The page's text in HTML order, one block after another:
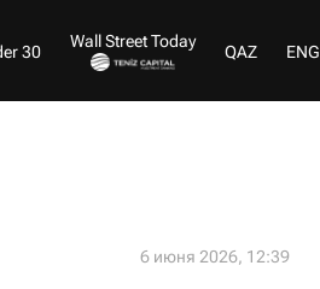
30
Wall Street Today
QAZ ENG
6 июня 2026, 12:39